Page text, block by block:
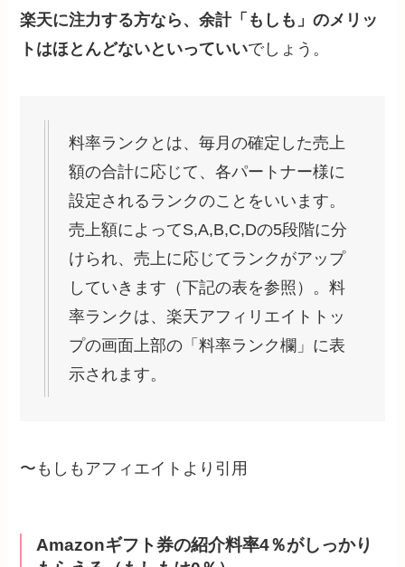
楽天に注力する方なら、余計「もしも」のメリッ
トはほとんどないといっていいでしょう。
料率ランクとは、毎月の確定した売上
額の合計に応じて、各パートナー様に
設定されるランクのことをいいます。
売上額によってS,A,B,C,Dの5段階に分
けられ、売上に応じてランクがアップ
していきます（下記の表を参照）。料
率ランクは、楽天アフィリエイトトッ
プの画面上部の「料率ランク欄」に表
示されます。
〜もしもアフィエイトより引用
Amazonギフト券の紹介料率4％がしっかり